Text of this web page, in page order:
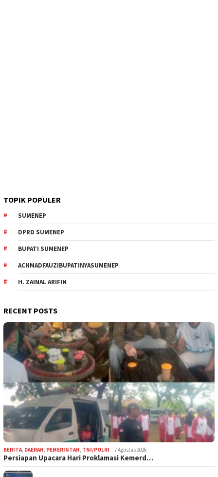
TOPIK POPULER
SUMENEP
DPRD SUMENEP
BUPATI SUMENEP
ACHMADFAUZIBUPATINYASUMENEP
H. ZAINAL ARIFIN
RECENT POSTS
BERITA, DAERAH, PEMERINTAH, TNI/POLRI 7 Agustus 2026
Persiapan Upacara Hari Proklamasi Kemerd…